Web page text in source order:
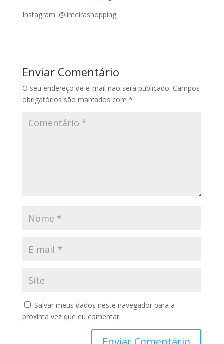
Instagram: @limeirashopping
Enviar Comentário
O seu endereço de e-mail não será publicado. Campos
obrigatórios são marcados com *
Salvar meus dados neste navegador para a
próxima vez que eu comentar.